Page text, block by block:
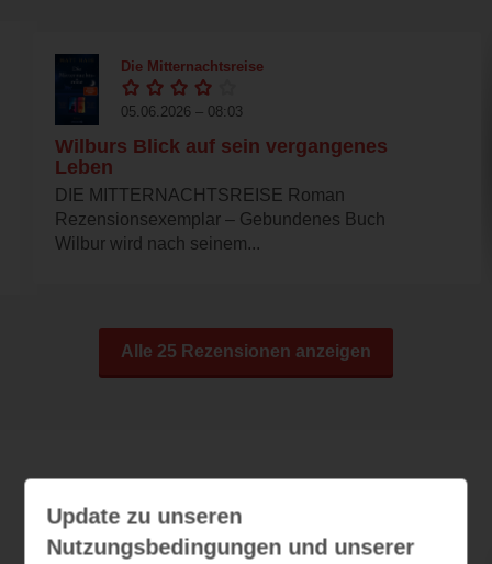
Die Mitternachtsreise
05.06.2026 – 08:03
Wilburs Blick auf sein vergangenes
Leben
DIE MITTERNACHTSREISE Roman
Rezensionsexemplar – Gebundenes Buch
Wilbur wird nach seinem...
Alle 25 Rezensionen anzeigen
Leseeindrücke
Update zu unseren
Nutzungsbedingungen und unserer